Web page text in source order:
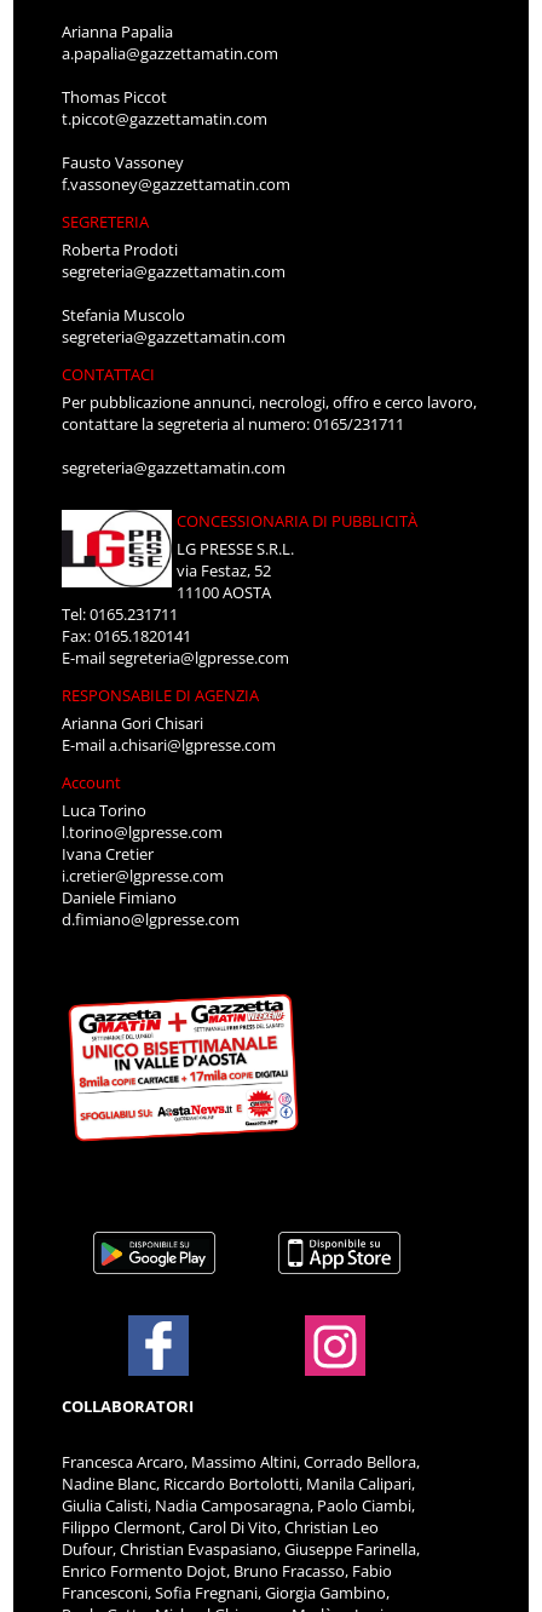
Arianna Papalia
a.papalia@gazzettamatin.com
Thomas Piccot
t.piccot@gazzettamatin.com
Fausto Vassoney
f.vassoney@gazzettamatin.com
SEGRETERIA
Roberta Prodoti
segreteria@gazzettamatin.com
Stefania Muscolo
segreteria@gazzettamatin.com
CONTATTACI
Per pubblicazione annunci, necrologi, offro e cerco lavoro,
contattare la segreteria al numero: 0165/231711
segreteria@gazzettamatin.com
CONCESSIONARIA DI PUBBLICITÀ
LG PRESSE S.R.L.
via Festaz, 52
11100 AOSTA
Tel: 0165.231711
Fax: 0165.1820141
E-mailsegreteria@lgpresse.com
RESPONSABILE DI AGENZIA
Arianna Gori Chisari
E-maila.chisari@lgpresse.com
Account
Luca Torino
l.torino@lgpresse.com
Ivana Cretier
i.cretier@lgpresse.com
Daniele Fimiano
d.fimiano@lgpresse.com
COLLABORATORI
Francesca Arcaro, Massimo Altini, Corrado Bellora,
Nadine Blanc, Riccardo Bortolotti, Manila Calipari,
Giulia Calisti, Nadia Camposaragna, Paolo Ciambi,
Filippo Clermont, Carol Di Vito, Christian Leo
Dufour, Christian Evaspasiano, Giuseppe Farinella,
Enrico Formento Dojot, Bruno Fracasso, Fabio
Francesconi, Sofia Fregnani, Giorgia Gambino,